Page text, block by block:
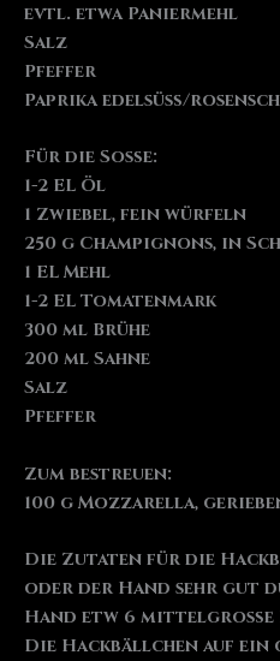
evtl. etwa Paniermehl
Salz
Pfeffer
Paprika edelsüß/
Für die Soße:
1-2 EL Öl
1 Zwiebel, fein würfeln
250 g Champignons, in
1 EL Mehl
1-2 EL Tomatenmark
300 ml Brühe
200 ml Sahne
Salz
Pfeffer
Zum bestreuen:
100 g Mozzarella,
Die Zutaten für die
oder der Hand sehr gut
Hand etw 6 mittelgroße
Die Hackbällchen auf